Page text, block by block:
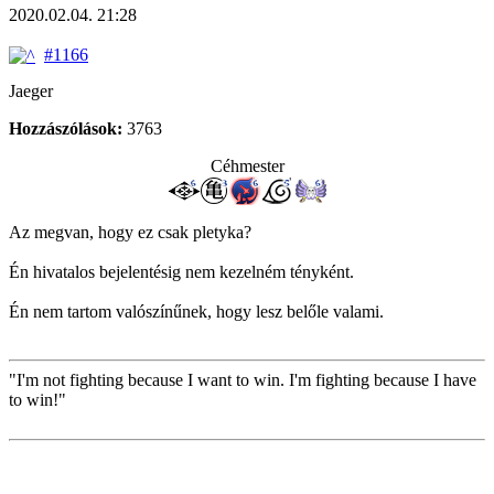
2020.02.04. 21:28
#1166
Jaeger
Hozzászólások: 3763
Céhmester
Az megvan, hogy ez csak pletyka?
Én hivatalos bejelentésig nem kezelném tényként.
Én nem tartom valószínűnek, hogy lesz belőle valami.
"I'm not fighting because I want to win. I'm fighting because I have
to win!"